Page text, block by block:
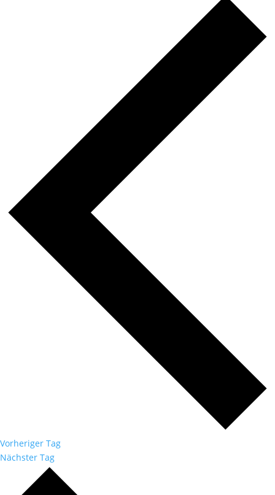
Vorheriger Tag
Nächster Tag